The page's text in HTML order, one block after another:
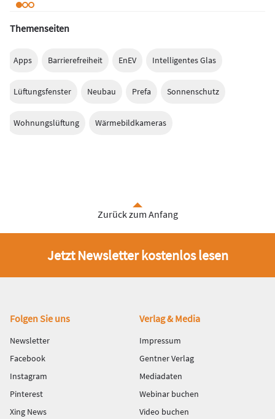
Themenseiten
Apps Barrierefreiheit EnEV Intelligentes Glas
Lüftungsfenster Neubau Prefa Sonnenschutz
Wohnungslüftung Wärmebildkameras
Zurück zum Anfang
Jetzt Newsletter kostenlos lesen
Fußbereich
Folgen Sie uns
Newsletter
Facebook
Instagram
Pinterest
Xing News
Verlag & Media
Impressum
Gentner Verlag
Mediadaten
Webinar buchen
Video buchen